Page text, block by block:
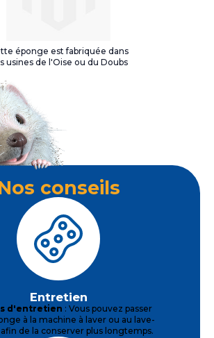
éponge est fabriquée dans
usines de l'Oise ou du Doubs
conseils
Entretien
d'entretien : Vous pouvez passer
à la machine à laver ou au lave-
de la conserver plus longtemps.